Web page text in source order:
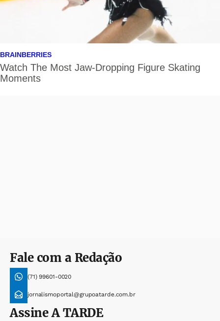
Fale com a Redação
(71) 99601-0020
jornalismoportal@grupoatarde.com.br
AssineA TARDE